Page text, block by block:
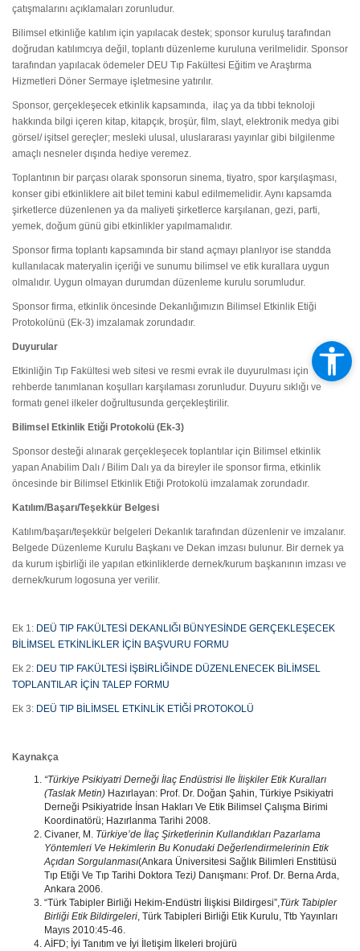
çatışmalarını açıklamaları zorunludur.
Bilimsel etkinliğe katılım için yapılacak destek; sponsor kuruluş tarafından
doğrudan katılımcıya değil, toplantı düzenleme kuruluna verilmelidir. Sponsor
tarafından yapılacak ödemeler DEU Tıp Fakültesi Eğitim ve Araştırma
Hizmetleri Döner Sermaye işletmesine yatırılır.
Sponsor, gerçekleşecek etkinlik kapsamında, ilaç ya da tıbbi teknoloji
hakkında bilgi içeren kitap, kitapçık, broşür, film, slayt, elektronik medya gibi
görsel/ işitsel gereçler; mesleki ulusal, uluslararası yayınlar gibi bilgilenme
amaçlı nesneler dışında hediye veremez.
Toplantının bir parçası olarak sponsorun sinema, tiyatro, spor karşılaşması,
konser gibi etkinliklere ait bilet temini kabul edilmemelidir. Aynı kapsamda
şirketlerce düzenlenen ya da maliyeti şirketlerce karşılanan, gezi, parti,
yemek, doğum günü gibi etkinlikler yapılmamalıdır.
Sponsor firma toplantı kapsamında bir stand açmayı planlıyor ise standda
kullanılacak materyalin içeriği ve sunumu bilimsel ve etik kurallara uygun
olmalıdır. Uygun olmayan durumdan düzenleme kurulu sorumludur.
Sponsor firma, etkinlik öncesinde Dekanlığımızın Bilimsel Etkinlik Etiği
Protokolünü (Ek-3) imzalamak zorundadır.
Duyurular
Etkinliğin Tıp Fakültesi web sitesi ve resmi evrak ile duyurulması için
rehberde tanımlanan koşulları karşılaması zorunludur. Duyuru sıklığı ve
formatı genel ilkeler doğrultusunda gerçekleştirilir.
Bilimsel Etkinlik Etiği Protokolü (Ek-3)
Sponsor desteği alınarak gerçekleşecek toplantılar için Bilimsel etkinlik
yapan Anabilim Dalı / Bilim Dalı ya da bireyler ile sponsor firma, etkinlik
öncesinde bir Bilimsel Etkinlik Etiği Protokolü imzalamak zorundadır.
Katılım/Başarı/Teşekkür Belgesi
Katılım/başarı/teşekkür belgeleri Dekanlık tarafından düzenlenir ve imzalanır.
Belgede Düzenleme Kurulu Başkanı ve Dekan imzası bulunur. Bir dernek ya
da kurum işbirliği ile yapılan etkinliklerde dernek/kurum başkanının imzası ve
dernek/kurum logosuna yer verilir.
Ek 1: DEÜ TIP FAKÜLTESİ DEKANLIĞI BÜNYESİNDE GERÇEKLEŞECEK
BİLİMSEL ETKİNLİKLER İÇİN BAŞVURU FORMU
Ek 2: DEU TIP FAKÜLTESİ İŞBİRLİĞİNDE DÜZENLENECEK BİLİMSEL
TOPLANTILAR İÇİN TALEP FORMU
Ek 3: DEÜ TIP BİLİMSEL ETKİNLİK ETİĞİ PROTOKOLÜ
Kaynakça
“Türkiye Psikiyatri Derneği İlaç Endüstrisi Ile İlişkiler Etik Kuralları
(Taslak Metin) Hazırlayan: Prof. Dr. Doğan Şahin, Türkiye Psikiyatri
Derneği Psikiyatride İnsan Hakları Ve Etik Bilimsel Çalışma Birimi
Koordinatörü; Hazırlanma Tarihi 2008.
Civaner, M. Türkiye’de İlaç Şirketlerinin Kullandıkları Pazarlama
Yöntemleri Ve Hekimlerin Bu Konudaki Değerlendirmelerinin Etik
Açıdan Sorgulanması(Ankara Üniversitesi Sağlık Bilimleri Enstitüsü
Tıp Etiği Ve Tıp Tarihi Doktora Tezi) Danışmanı: Prof. Dr. Berna Arda,
Ankara 2006.
“Türk Tabipler Birliği Hekim-Endüstri İlişkisi Bildirgesi”,Türk Tabipler
Birliği Etik Bildirgeleri, Türk Tabipleri Birliği Etik Kurulu, Ttb Yayınları
Mayıs 2010:45-46.
AİFD; İyi Tanıtım ve İyi İletişim İlkeleri brojürü